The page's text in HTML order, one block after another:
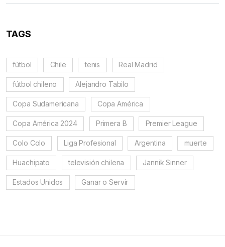
TAGS
fútbol Chile tenis Real Madrid
fútbol chileno Alejandro Tabilo
Copa Sudamericana Copa América
Copa América 2024 Primera B Premier League
Colo Colo Liga Profesional Argentina muerte
Huachipato televisión chilena Jannik Sinner
Estados Unidos Ganar o Servir